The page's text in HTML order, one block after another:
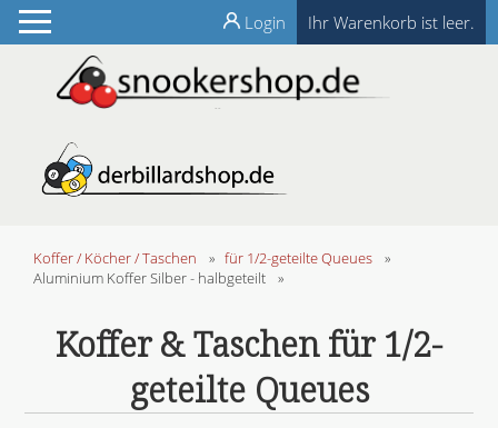
Ihr Warenkorb ist leer.
Login
Koffer / Köcher / Taschen » für 1/2-geteilte Queues
»
Aluminium Koffer Silber - halbgeteilt
»
Koffer & Taschen für 1/2-
geteilte Queues